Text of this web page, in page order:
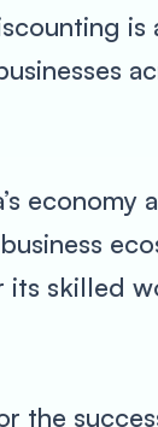
is
economy
its skilled
the